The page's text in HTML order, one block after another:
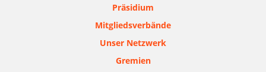
Präsidium
Mitgliedsverbände
Unser Netzwerk
Gremien